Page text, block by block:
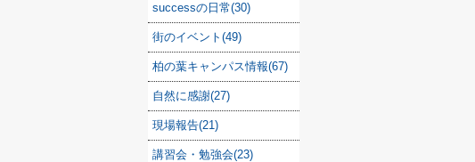
successの日常(30)
街のイベント(49)
柏の葉キャンパス情報(67)
自然に感謝(27)
現場報告(21)
講習会・勉強会(23)